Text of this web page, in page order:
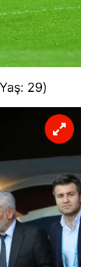
29)